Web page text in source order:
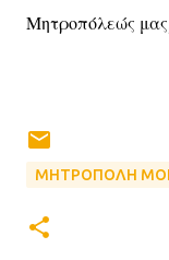
Μητροπόλεώς
ΜΗΤΡΟΠΟΛΗ